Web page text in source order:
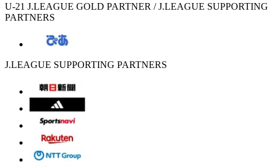
U-21 J.LEAGUE GOLD PARTNER / J.LEAGUE SUPPORTING
PARTNERS
J.LEAGUE SUPPORTING PARTNERS